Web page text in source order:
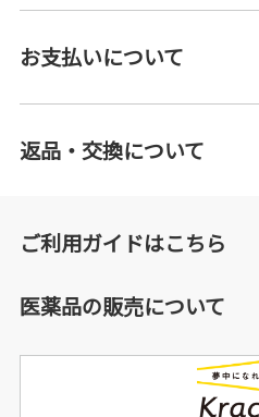
お支払いについて
返品・交換について
ご利用ガイドはこちら
医薬品の販売について